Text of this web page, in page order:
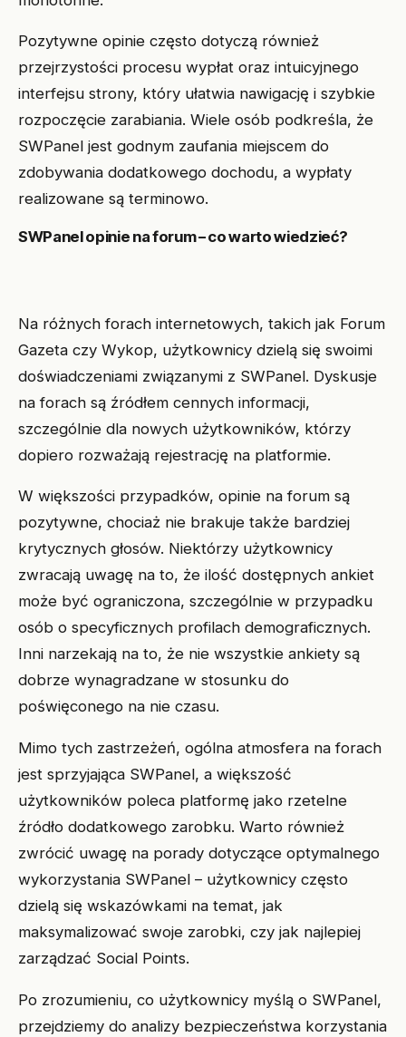
Pozytywne opinie często dotyczą również
przejrzystości procesu wypłat oraz intuicyjnego
interfejsu strony, który ułatwia nawigację i szybkie
rozpoczęcie zarabiania. Wiele osób podkreśla, że
SWPanel jest godnym zaufania miejscem do
zdobywania dodatkowego dochodu, a wypłaty
realizowane są terminowo.
SWPanel opinie na forum – co warto wiedzieć?
Na różnych forach internetowych, takich jak Forum
Gazeta czy Wykop, użytkownicy dzielą się swoimi
doświadczeniami związanymi z SWPanel. Dyskusje
na forach są źródłem cennych informacji,
szczególnie dla nowych użytkowników, którzy
dopiero rozważają rejestrację na platformie.
W większości przypadków, opinie na forum są
pozytywne, chociaż nie brakuje także bardziej
krytycznych głosów. Niektórzy użytkownicy
zwracają uwagę na to, że ilość dostępnych ankiet
może być ograniczona, szczególnie w przypadku
osób o specyficznych profilach demograficznych.
Inni narzekają na to, że nie wszystkie ankiety są
dobrze wynagradzane w stosunku do
poświęconego na nie czasu.
Mimo tych zastrzeżeń, ogólna atmosfera na forach
jest sprzyjająca SWPanel, a większość
użytkowników poleca platformę jako rzetelne
źródło dodatkowego zarobku. Warto również
zwrócić uwagę na porady dotyczące optymalnego
wykorzystania SWPanel – użytkownicy często
dzielą się wskazówkami na temat, jak
maksymalizować swoje zarobki, czy jak najlepiej
zarządzać Social Points.
Po zrozumieniu, co użytkownicy myślą o SWPanel,
przejdziemy do analizy bezpieczeństwa korzystania